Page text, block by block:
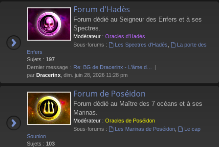
Forum d'Hadès
Forum dédié au Seigneur des Enfers et à ses
Spectres.
Modérateur : Oracles d'Hadès
Sous-forums :
Les Spectres d'Hadès
La porte des
Enfers
Sujets : 197
Dernier message : Re: BG de Dracerinx - L'âme d…
par Dracerinx , dim. juin 28, 2026 11:28 pm
Forum de Poséidon
Forum dédié au Maître des 7 océans et à ses
Marinas.
Modérateur : Oracles de Poséidon
Sous-forums :
Les Marinas de Poséidon,
Le cap
Sounion
Sujets : 103